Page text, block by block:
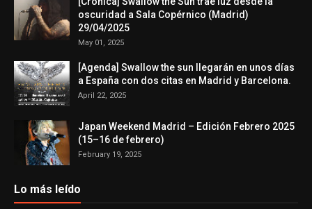
oscuridad a Sala Copérnico (Madrid)
29/04/2025
May 01, 2025
[Agenda] Swallow the sun llegarán en unos días
a España con dos citas en Madrid y Barcelona.
April 22, 2025
Japan Weekend Madrid – Edición Febrero 2025
(15–16 de febrero)
February 19, 2025
Lo más leído